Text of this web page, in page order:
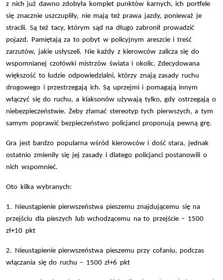
z nich już dawno zdobyła komplet punktów karnych, ich portfele
się znacznie uszczupliły, nie mają też prawa jazdy, ponieważ je
stracili. Są też tacy, którym sąd na długo zabronił prowadzić
pojazd. Pamiętają za to pobyt w policyjnym areszcie i treść
zarzutów, jakie usłyszeli. Nie każdy z kierowców zalicza się do
wspomnianej czołówki mistrzów świata i okolic. Zdecydowana
większość to ludzie odpowiedzialni, którzy znają zasady ruchu
drogowego i przestrzegają ich. Są uprzejmi i pomagają innym
włączyć się do ruchu, a klaksonów używają tylko, gdy ostrzegają o
niebezpieczeństwie. Żeby złamać stereotyp tych pierwszych, a tym
samym poprawić bezpieczeństwo policjanci proponują pewną grę.
Gra jest bardzo popularna wśród kierowców i dość stara, jednak
ostatnio zmieniły się jej zasady i dlatego policjanci postanowili o
nich wspomnieć.
Oto kilka wybranych:
1. Nieustąpienie pierwszeństwa pieszemu znajdującemu się na
przejściu dla pieszych lub wchodzącemu na to przejście – 1500
zł+10 pkt
2. Nieustąpienie pierwszeństwa pieszemu przy cofaniu, podczas
włączania się do ruchu – 1500 zł+6 pkt